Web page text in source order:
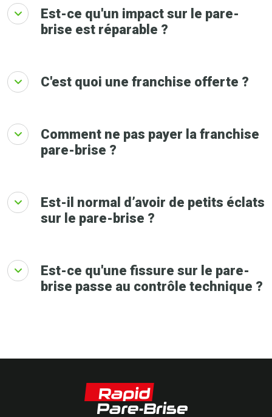
Est-ce qu'un impact sur le pare-
brise est réparable ?
C'est quoi une franchise offerte ?
Comment ne pas payer la franchise
pare-brise ?
Est-il normal d’avoir de petits éclats
sur le pare-brise ?
Est-ce qu'une fissure sur le pare-
brise passe au contrôle technique ?